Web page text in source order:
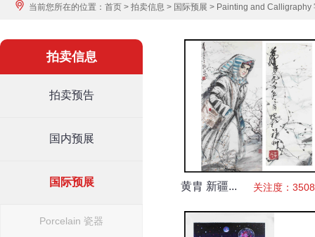
当前您所在的位置： 首页 > 拍卖信息 > 国际预展 > Painting and Calligraphy
拍卖信息
拍卖预告
国内预展
国际预展
Porcelain 瓷器
黄胄 新疆... 关注度：